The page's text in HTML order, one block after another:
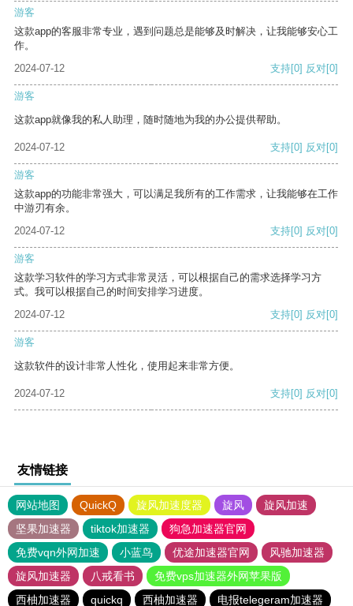
游客
这款app的客服非常专业，遇到问题总是能够及时解决，让我能够安心工
作。
2024-07-12
支持[0] 反对[0]
游客
这款app就像我的私人助理，随时随地为我的办公提供帮助。
2024-07-12 支持[0] 反对[0]
游客
这款app的功能非常强大，可以满足我所有的工作需求，让我能够在工作
中游刃有余。
2024-07-12
支持[0] 反对[0]
游客
这款学习软件的学习方式非常灵活，可以根据自己的需求选择学习方
式。我可以根据自己的时间安排学习进度。
2024-07-12
支持[0] 反对[0]
游客
这款软件的设计非常人性化，使用起来非常方便。
2024-07-12 支持[0] 反对[0]
友情链接
网站地图 QuickQ 旋风加速度器 旋风
旋风加速
坚果加速器
tiktok加速器
狗急加速器官网
免费vqn外网加速
小蓝鸟 优途加速器官网
风驰加速器
旋风加速器
八戒看书
免费vps加速器外网苹果版
西柚加速器
quickq 西柚加速器 电报telegeram加速器